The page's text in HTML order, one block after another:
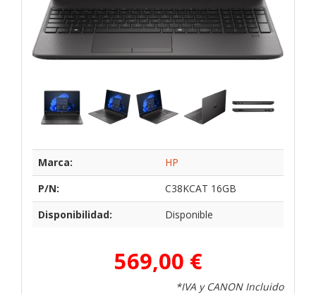
Marca:
HP
P/N:
C38KCAT 16GB
Disponibilidad:
Disponible
569,00 €
*IVA y CANON Incluido